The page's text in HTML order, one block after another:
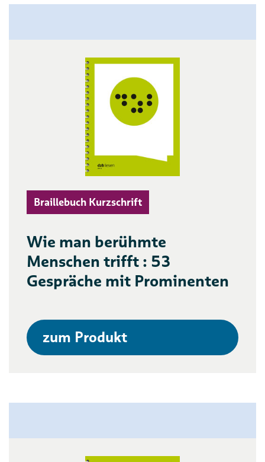
Braillebuch Kurzschrift
Wie man berühmte
Menschen trifft : 53
Gespräche mit Prominenten
zum Produkt